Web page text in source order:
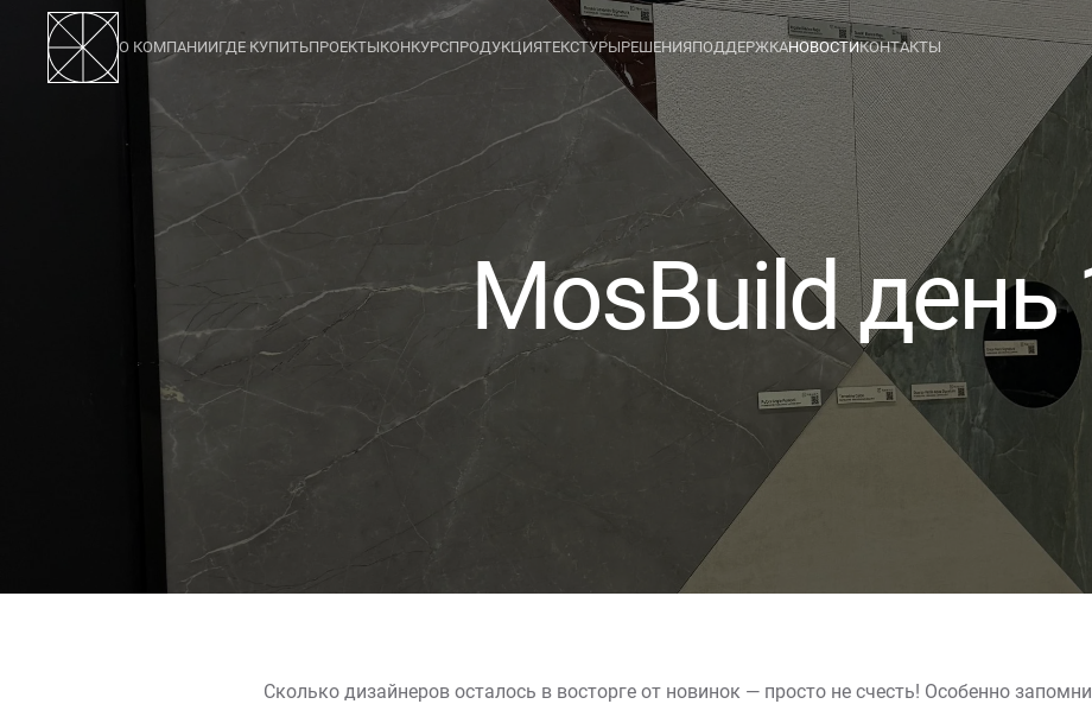
123 О КОМПАНИИГДЕ КУПИТЬПРОЕКТЫКОНКУРСПРОДУКЦИЯТЕКСТУРЫРЕШЕНИЯПОДДЕРЖКАНОВОСТИКОНТАКТЫ
MosBuild день
Сколько дизайнеров осталось в восторге от новинок — просто не счесть! Особенно